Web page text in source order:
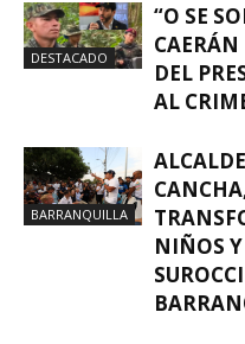
DESTACADO
“O SE
DEL
AL
BARRANQUILLA
NIÑOS Y